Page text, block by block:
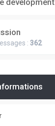
: 362